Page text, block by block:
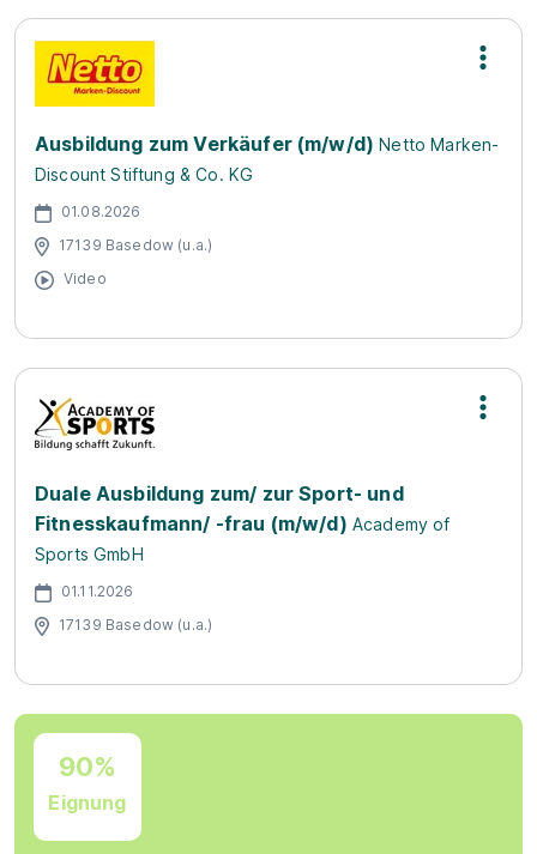
Ausbildung zum Verkäufer (m/w/d) Netto Marken-
Discount Stiftung & Co. KG
01.08.2026
17139 Basedow (u.a.)
Video
Duale Ausbildung zum/ zur Sport- und
Fitnesskaufmann/ -frau (m/w/d) Academy of
Sports GmbH
01.11.2026
17139 Basedow (u.a.)
90%
Eignung